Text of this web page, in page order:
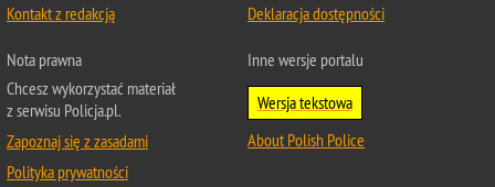
Kontakt z redakcją
Deklaracja dostępności
Nota prawna
Chcesz wykorzystać materiał
z serwisu Policja.pl.
Zapoznaj się z zasadami
Polityka prywatności
Inne wersje portalu
Wersja tekstowa
About Polish Police